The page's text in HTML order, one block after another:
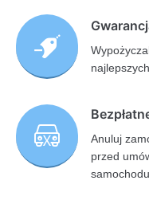
Anuluj
przed